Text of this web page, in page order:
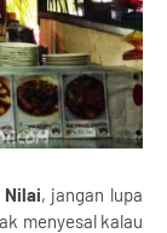
Nilai, jangan lupa
menyesal kalau